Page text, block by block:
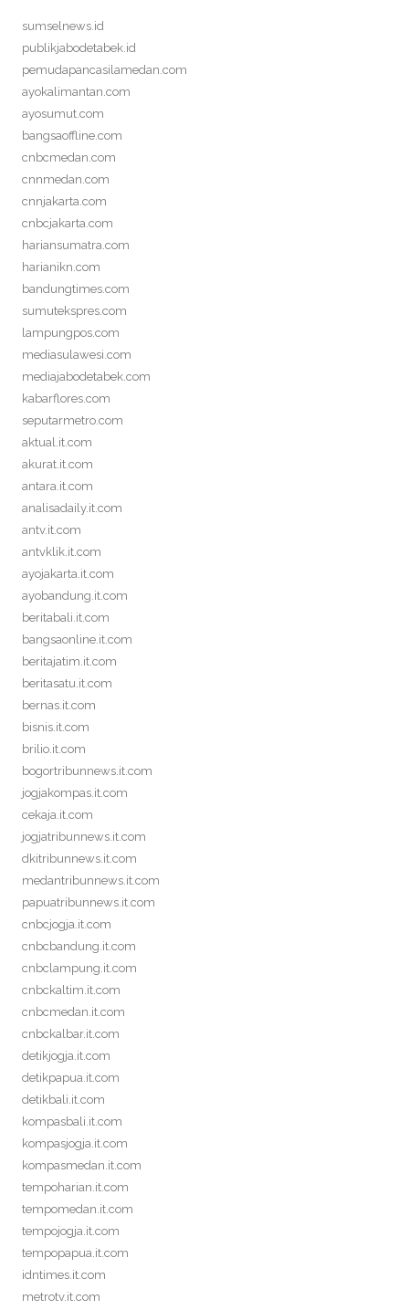
sumselnews.id
publikjabodetabek.id
pemudapancasilamedan.com
ayokalimantan.com
ayosumut.com
bangsaoffline.com
cnbcmedan.com
cnnmedan.com
cnnjakarta.com
cnbcjakarta.com
hariansumatra.com
harianikn.com
bandungtimes.com
sumutekspres.com
lampungpos.com
mediasulawesi.com
mediajabodetabek.com
kabarflores.com
seputarmetro.com
aktual.it.com
akurat.it.com
antara.it.com
analisadaily.it.com
antv.it.com
antvklik.it.com
ayojakarta.it.com
ayobandung.it.com
beritabali.it.com
bangsaonline.it.com
beritajatim.it.com
beritasatu.it.com
bernas.it.com
bisnis.it.com
brilio.it.com
bogortribunnews.it.com
jogjakompas.it.com
cekaja.it.com
jogjatribunnews.it.com
dkitribunnews.it.com
medantribunnews.it.com
papuatribunnews.it.com
cnbcjogja.it.com
cnbcbandung.it.com
cnbclampung.it.com
cnbckaltim.it.com
cnbcmedan.it.com
cnbckalbar.it.com
detikjogja.it.com
detikpapua.it.com
detikbali.it.com
kompasbali.it.com
kompasjogja.it.com
kompasmedan.it.com
tempoharian.it.com
tempomedan.it.com
tempojogja.it.com
tempopapua.it.com
idntimes.it.com
metrotv.it.com